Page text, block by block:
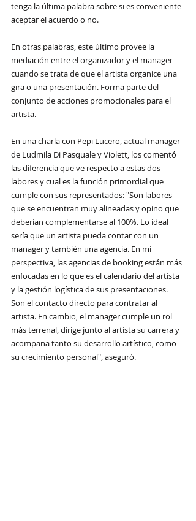
tenga la última palabra sobre si es conveniente
aceptar el acuerdo o no.
En otras palabras, este último provee la
mediación entre el organizador y el manager
cuando se trata de que el artista organice una
gira o una presentación. Forma parte del
conjunto de acciones promocionales para el
artista.
En una charla con Pepi Lucero, actual manager
de Ludmila Di Pasquale y Violett, los comentó
las diferencia que ve respecto a estas dos
labores y cual es la función primordial que
cumple con sus representados: "Son labores
que se encuentran muy alineadas y opino que
deberían complementarse al 100%. Lo ideal
sería que un artista pueda contar con un
manager y también una agencia. En mi
perspectiva, las agencias de booking están más
enfocadas en lo que es el calendario del artista
y la gestión logística de sus presentaciones.
Son el contacto directo para contratar al
artista. En cambio, el manager cumple un rol
más terrenal, dirige junto al artista su carrera y
acompaña tanto su desarrollo artístico, como
su crecimiento personal", aseguró.